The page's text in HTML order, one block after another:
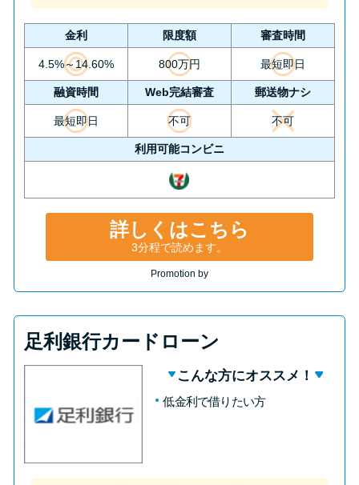
金利 限度額 審査時間
4.5%～14.60% 800万円 最短即日
融資時間 Web完結審査 郵送物ナシ
最短即日 不可 不可
利用可能コンビニ
詳しくはこちら
3分程で読めます。
Promotion by
足利銀行カードローン
こんな方にオススメ！
低金利で借りたい方